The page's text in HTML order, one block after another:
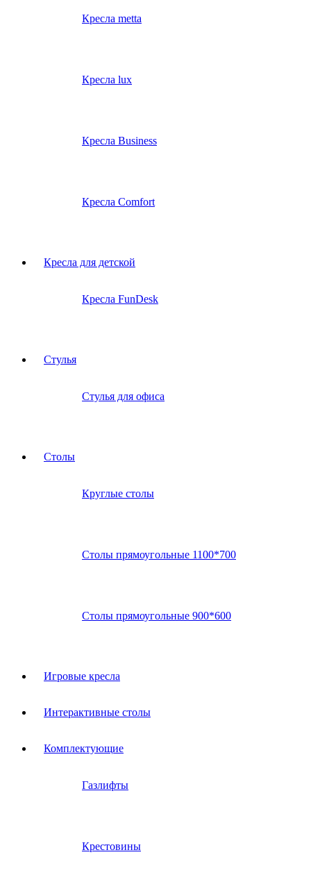
Кресла metta
Кресла lux
Кресла Business
Кресла Comfort
Кресла для детской
Кресла FunDesk
Стулья
Стулья для офиса
Столы
Круглые столы
Столы прямоугольные 1100*700
Столы прямоугольные 900*600
Игровые кресла
Интерактивные столы
Комплектующие
Газлифты
Крестовины